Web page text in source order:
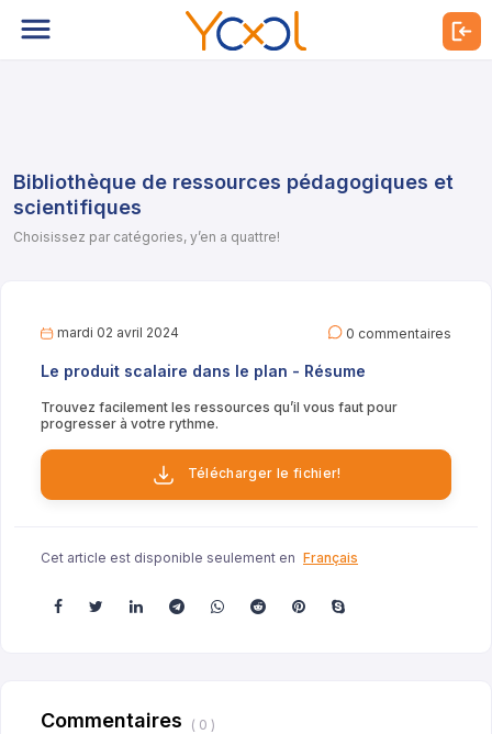
Bibliothèque de ressources pédagogiques et
scientifiques
Choisissez par catégories, y’en a quattre!
mardi 02 avril 2024 0 commentaires
Le produit scalaire dans le plan - Résume
Trouvez facilement les ressources qu’il vous faut pour
progresser à votre rythme.
Télécharger le fichier!
Cet article est disponible seulement en Français
Commentaires ( 0 )